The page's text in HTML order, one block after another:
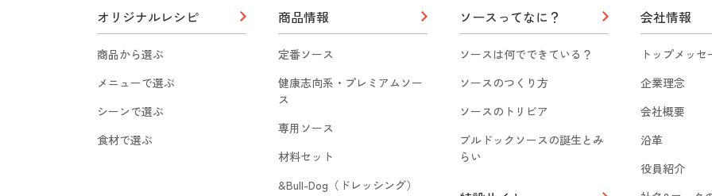
オリジナルレシピ
商品から選ぶ
メニューで選ぶ
シーンで選ぶ
食材で選ぶ
商品情報
定番ソース
健康志向系・プレミアムソー
ス
専用ソース
材料セット
&Bull-Dog（ドレッシング）
ソースってなに？
ソースは何でできている？
ソースのつくり方
ソースのトリビア
ブルドックソースの誕生とみ
らい
会社情報
トップメッセ
企業理念
会社概要
沿革
役員紹介